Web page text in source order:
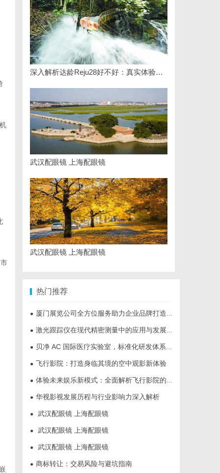
深入解析达龄Reju28好不好：真实体验与专业评测全方位揭秘
武汉配眼镜 上海配眼镜
武汉配眼镜 上海配眼镜
热门推荐
● 厦门展览公司全方位服务助力企业品牌打造与市场开拓
● 激光跟踪仪在现代精密测量中的应用与发展趋势
● 贝净 AC 国际医疗实验室，标准化研发体系全解析
● 飞行影院：打造身临其境的空中观影新体验
● 体验未来娱乐新模式：全面解析飞行影院的魅力与发展前景
● 华视影视发展历程与行业影响力深入解析
● 武汉配眼镜 上海配眼镜
● 武汉配眼镜 上海配眼镜
● 武汉配眼镜 上海配眼镜
● 商标转让：交易风险与避坑指南